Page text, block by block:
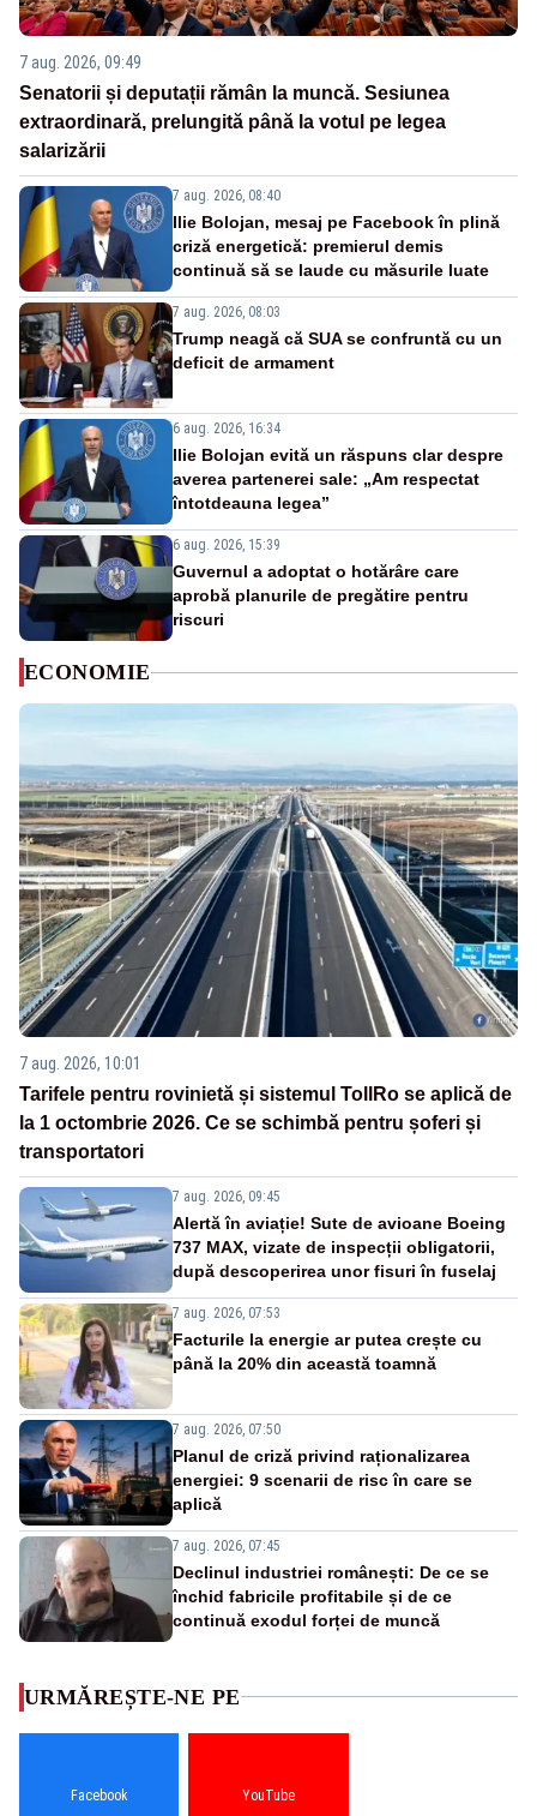
7 aug. 2026, 09:49
Senatorii și deputații rămân la muncă. Sesiunea
extraordinară, prelungită până la votul pe legea
salarizării
7 aug. 2026, 08:40
Ilie Bolojan, mesaj pe Facebook în plină
criză energetică: premierul demis
continuă să se laude cu măsurile luate
7 aug. 2026, 08:03
Trump neagă că SUA se confruntă cu un
deficit de armament
6 aug. 2026, 16:34
Ilie Bolojan evită un răspuns clar despre
averea partenerei sale: „Am respectat
întotdeauna legea”
6 aug. 2026, 15:39
Guvernul a adoptat o hotărâre care
aprobă planurile de pregătire pentru
riscuri
ECONOMIE
7 aug. 2026, 10:01
Tarifele pentru rovinietă și sistemul TollRo se aplică de
la 1 octombrie 2026. Ce se schimbă pentru șoferi și
transportatori
7 aug. 2026, 09:45
Alertă în aviație! Sute de avioane Boeing
737 MAX, vizate de inspecții obligatorii,
după descoperirea unor fisuri în fuselaj
7 aug. 2026, 07:53
Facturile la energie ar putea crește cu
până la 20% din această toamnă
7 aug. 2026, 07:50
Planul de criză privind raționalizarea
energiei: 9 scenarii de risc în care se
aplică
7 aug. 2026, 07:45
Declinul industriei românești: De ce se
închid fabricile profitabile și de ce
continuă exodul forței de muncă
URMĂREȘTE-NE PE
Facebook YouTube